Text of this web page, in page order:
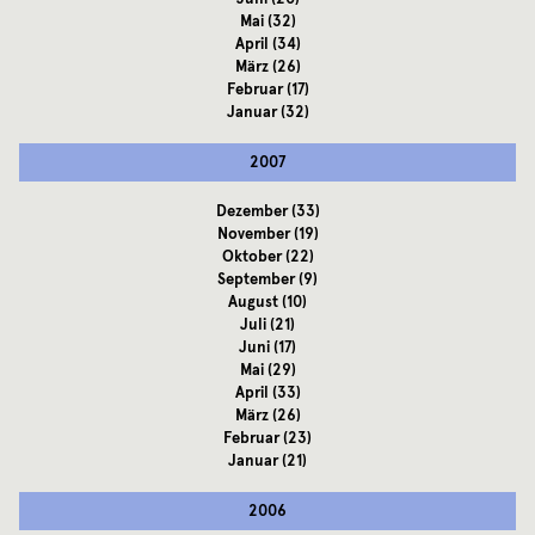
Mai(32)
April (34)
März(26)
Februar(17)
Januar(32)
2007
Dezember(33)
November(19)
Oktober(22)
September(9)
August(10)
Juli(21)
Juni(17)
Mai(29)
April (33)
März(26)
Februar(23)
Januar(21)
2006